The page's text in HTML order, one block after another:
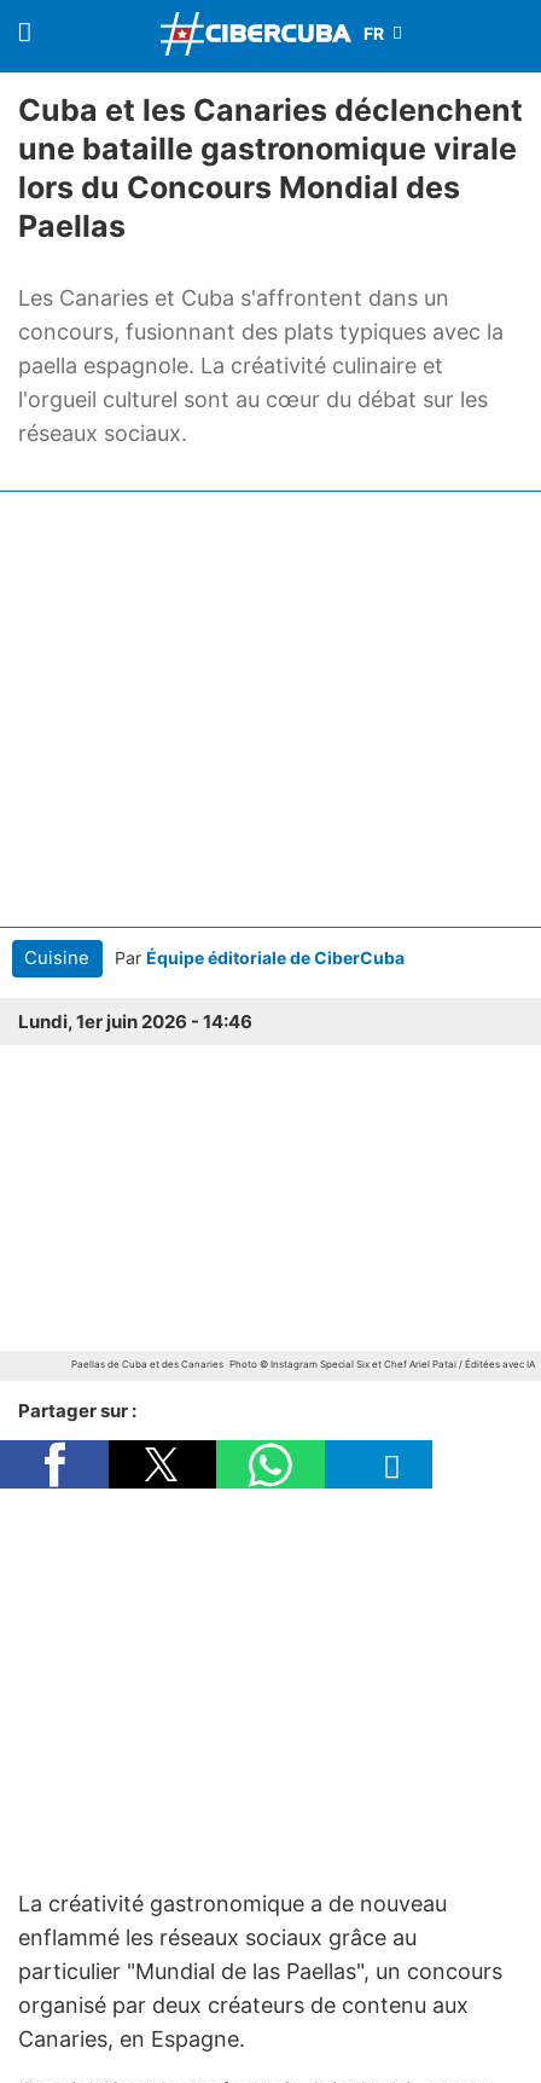
Cuba et les Canaries déclenchent
une bataille gastronomique virale
lors du Concours Mondial des
Paellas
Les Canaries et Cuba s'affrontent dans un
concours, fusionnant des plats typiques avec la
paella espagnole. La créativité culinaire et
l'orgueil culturel sont au cœur du débat sur les
réseaux sociaux.
Cuisine Par Équipe éditoriale de CiberCuba
Lundi, 1er juin 2026 - 14:46
Paellas de Cuba et des Canaries Photo © Instagram Special Six et Chef Ariel Patai / Éditées avec IA
Partager sur :
La créativité gastronomique a de nouveau
enflammé les réseaux sociaux grâce au
particulier "Mundial de las Paellas", un concours
organisé par deux créateurs de contenu aux
Canaries, en Espagne.